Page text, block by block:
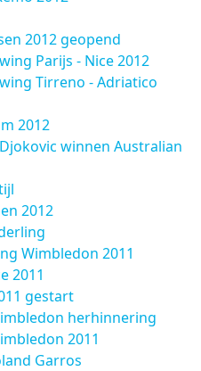
2012 geopend
Parijs - Nice 2012
Tirreno - Adriatico
2012
winnen Australian
2012
Wimbledon 2011
2011
gestart
herhinnering
2011
Garros